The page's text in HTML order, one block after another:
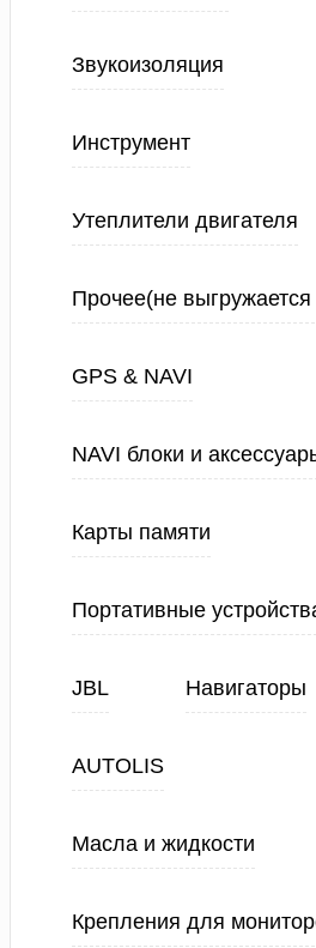
Звукоизоляция
Инструмент
Утеплители двигателя
Прочее(не выгружается
GPS & NAVI
NAVI блоки и
Карты памяти
Портативные
JBL Навигаторы
AUTOLIS
Масла и жидкости
Крепления для